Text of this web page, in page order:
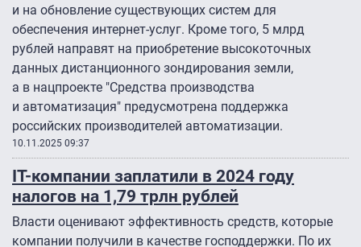
и на обновление существующих систем для
обеспечения интернет-услуг. Кроме того, 5 млрд
рублей направят на приобретение высокоточных
данных дистанционного зондирования земли,
а в нацпроекте "Средства производства
и автоматизация" предусмотрена поддержка
российских производителей автоматизации.
10.11.2025 09:37
IT-компании заплатили в 2024 году
налогов на 1,79 трлн рублей
Власти оценивают эффективность средств, которые
компании получили в качестве господдержки. По их